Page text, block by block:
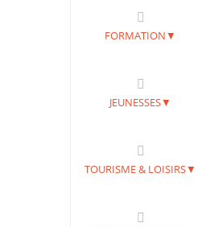
FORMATION▼
JEUNESSES▼
TOURISME & LOISIRS▼